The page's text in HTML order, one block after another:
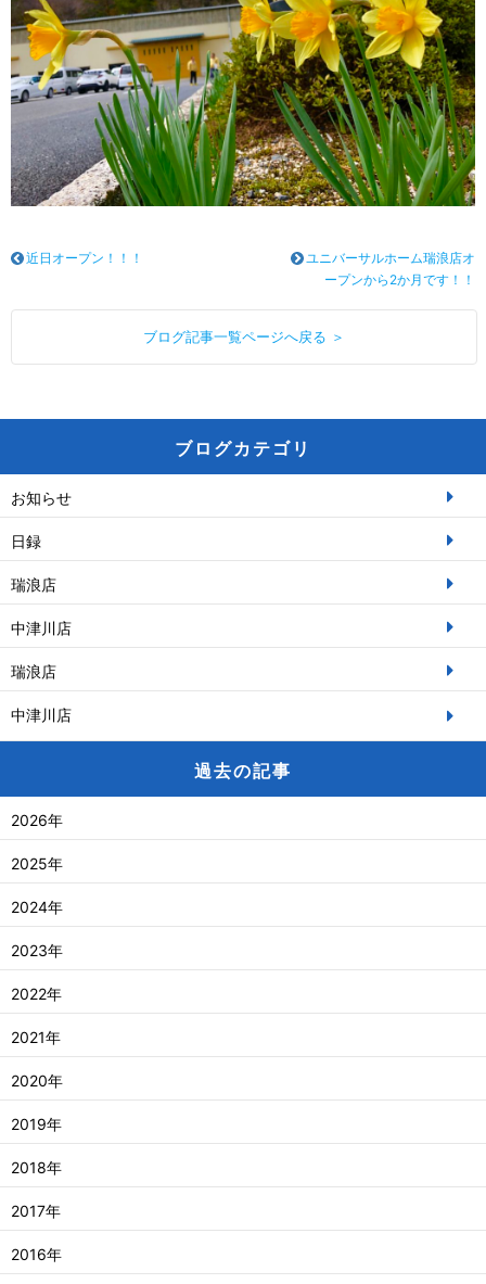
近日オープン！！！
ユニバーサルホーム瑞浪店オ
ープンから2か月です！！
ブログ記事一覧ページへ戻る ＞
ブログカテゴリ
お知らせ
日録
瑞浪店
中津川店
瑞浪店
中津川店
過去の記事
2026年
2025年
2024年
2023年
2022年
2021年
2020年
2019年
2018年
2017年
2016年